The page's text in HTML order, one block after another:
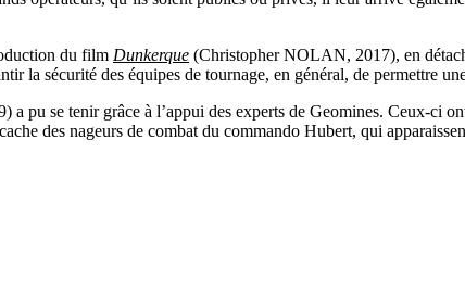
du film Dunkerque (Christopher NOLAN, 2017), en
la sécurité des équipes de tournage, en général, de permettre
pu se tenir grâce à l’appui des experts de Geomines. Ceux-ci
des nageurs de combat du commando Hubert, qui